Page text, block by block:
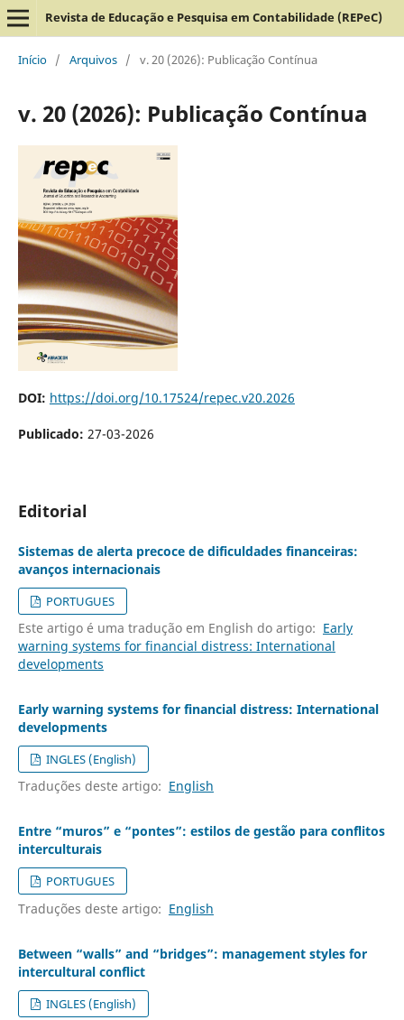
Revista de Educação e Pesquisa em Contabilidade (REPeC)
Início / Arquivos / v. 20 (2026): Publicação Contínua
v. 20 (2026): Publicação Contínua
DOI: https://doi.org/10.17524/repec.v20.2026
Publicado: 27-03-2026
Editorial
Sistemas de alerta precoce de dificuldades financeiras:
avanços internacionais
PORTUGUES
Este artigo é uma tradução em English do artigo: Early
warning systems for financial distress: International
developments
Early warning systems for financial distress: International
developments
INGLES (English)
Traduções deste artigo: English
Entre “muros” e “pontes”: estilos de gestão para conflitos
interculturais
PORTUGUES
Traduções deste artigo: English
Between “walls” and “bridges”: management styles for
intercultural conflict
INGLES (English)